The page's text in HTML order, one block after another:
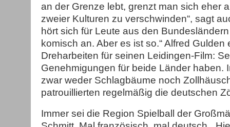
an der Grenze lebt, grenzt man sich eher
zweier Kulturen zu verschwinden“, sagt
hört sich für Leute aus den
komisch an. Aber es ist so.“ Alfred Gulden
Dreharbeiten für seinen Leidingen-Film:
Genehmigungen für beide Länder haben.
zwar weder Schlagbäume noch
patrouillierten regelmäßig die deutschen
Immer sei die Region Spielball der